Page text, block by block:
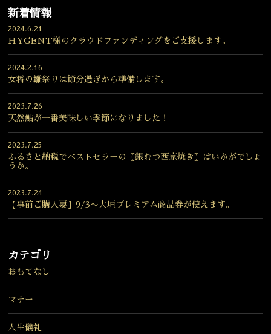
新着情報
2024.6.21
HYGENT様のクラウドファンディングをご支援します。
2024.2.16
女将の雛祭りは節分過ぎから準備します。
2023.7.26
天然鮎が一番美味しい季節になりました！
2023.7.25
ふるさと納税でベストセラーの〖銀むつ西京焼き〗はいかがでしょ
うか。
2023.7.24
【事前ご購入要】9/3〜大垣プレミアム商品券が使えます。
カテゴリ
おもてなし
マナー
人生儀礼